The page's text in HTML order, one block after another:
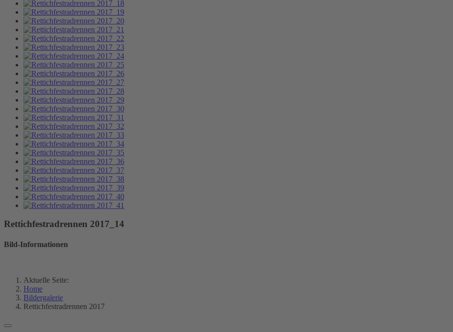
Rettichfestradrennen 2017_14
Bild-Informationen
Aktuelle Seite:
Home
Bildergalerie
Rettichfestradrennen 2017